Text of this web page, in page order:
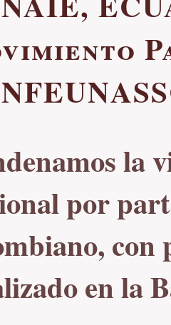
la
por
en la